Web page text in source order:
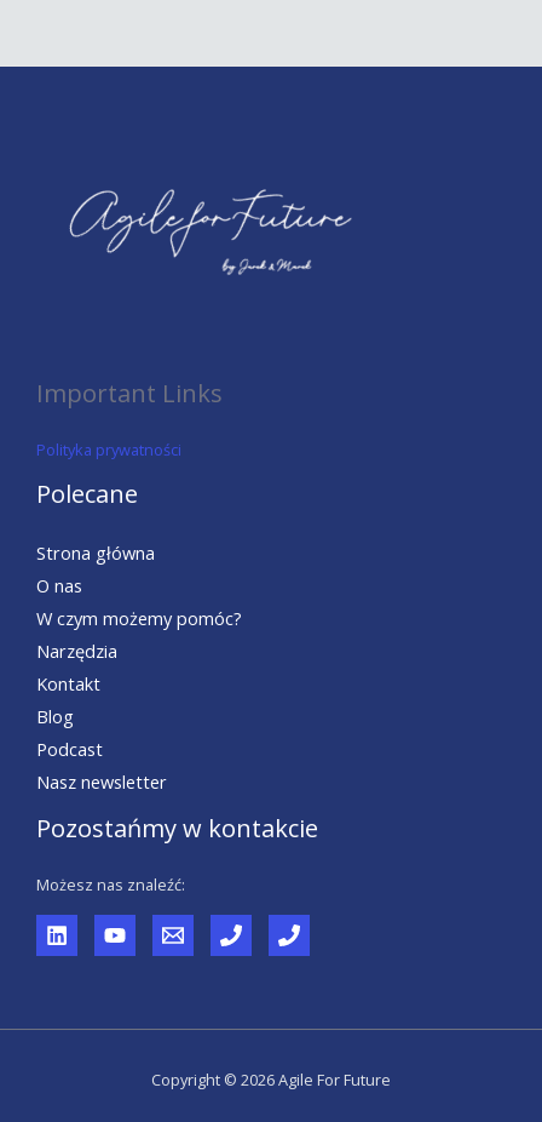
Important Links
Polityka prywatności
Polecane
Strona główna
O nas
W czym możemy pomóc?
Narzędzia
Kontakt
Blog
Podcast
Nasz newsletter
Pozostańmy w kontakcie
Możesz nas znaleźć:
Copyright © 2026 Agile For Future